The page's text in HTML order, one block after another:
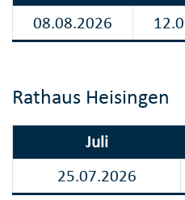
08.08.2026
Rathaus Heisingen
Juli
25.07.2026